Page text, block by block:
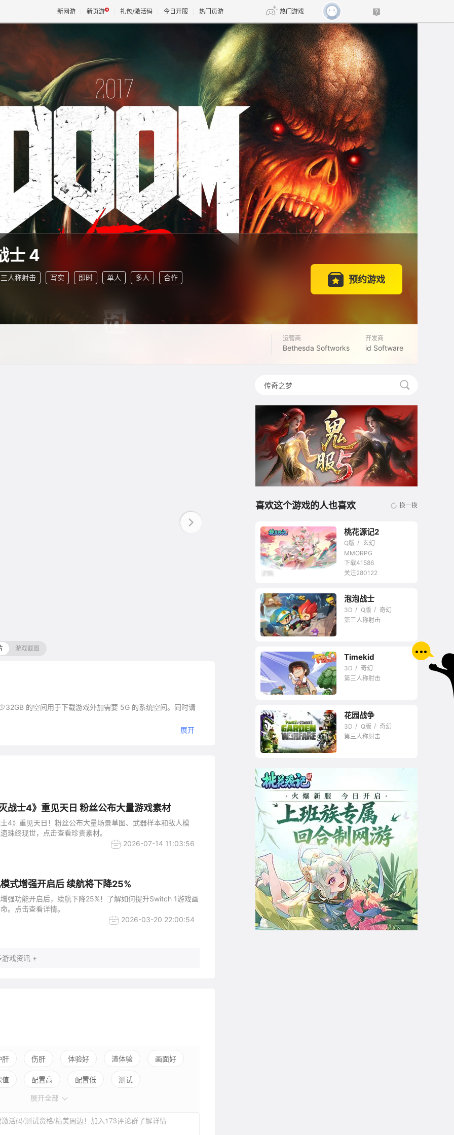
新网游 新页游 礼包/激活码 今日开服 热门页游 热门游戏
魔兽 DNF 传奇4
天堂 剑网3旗舰版 新天龙八部
王权与自由 诛仙世界 新仙侠5
士 4
人称射击 写实 即时 单人 多人 合作 预约游戏
运营商
Bethesda Softworks
开发商
id Software
游戏截图
的空间用于下载游戏外加需要 5G 的系统空间。同时请
展开
战士4》重见天日 粉丝公布大量游戏素材
4》重见天日！粉丝公布大量场景草图、武器样本和敌人模
珠终现世，点击查看珍贵素材。
2026-07-14 11:03:56
式增强开启后 续航将下降25%
强功能开启后，续航下降25%！了解如何提升Switch 1游戏画
。点击查看详情。
2026-03-20 22:00:54
游戏资讯 +
肝 伤肝 体验好 渣体验 画面好
配置高 配置低
测试
展开全部
活码/测试资格/精美周边！加入173评论群了解详情
喜欢这个游戏的人也喜欢 换一换
网游
桃花源记2
Q版
玄幻
MMORPG
下载41586
关注280122
泡泡战士
3D Q版
奇幻
第三人称射击
Timekid
3D
奇幻
第三人称射击
植物大战僵尸版的军
团要塞
花园战争
3D Q版
奇幻
第三人称射击